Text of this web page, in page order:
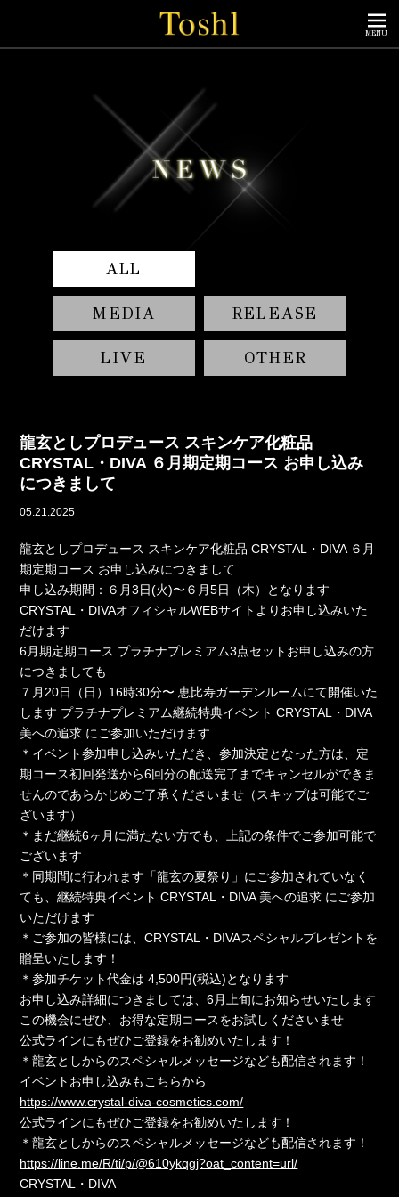
MENU
ALL
MEDIA RELEASE
LIVE OTHER
龍玄としプロデュース スキンケア化粧品
CRYSTAL・DIVA ６月期定期コース お申し込み
につきまして
05.21.2025
龍玄としプロデュース スキンケア化粧品 CRYSTAL・DIVA ６月
期定期コース お申し込みにつきまして
申し込み期間：６月3日(火)〜６月5日（木）となります
CRYSTAL・DIVAオフィシャルWEBサイトよりお申し込みいた
だけます
6月期定期コース プラチナプレミアム3点セットお申し込みの方
につきましても
７月20日（日）16時30分〜 恵比寿ガーデンルームにて開催いた
します プラチナプレミアム継続特典イベント CRYSTAL・DIVA
美への追求 にご参加いただけます
＊イベント参加申し込みいただき、参加決定となった方は、定
期コース初回発送から6回分の配送完了までキャンセルができま
せんのであらかじめご了承くださいませ（スキップは可能でご
ざいます）
＊まだ継続6ヶ月に満たない方でも、上記の条件でご参加可能で
ございます
＊同期間に行われます「龍玄の夏祭り」にご参加されていなく
ても、継続特典イベント CRYSTAL・DIVA 美への追求 にご参加
いただけます
＊ご参加の皆様には、CRYSTAL・DIVAスペシャルプレゼントを
贈呈いたします！
＊参加チケット代金は 4,500円(税込)となります
お申し込み詳細につきましては、6月上旬にお知らせいたします
この機会にぜひ、お得な定期コースをお試しくださいませ
公式ラインにもぜひご登録をお勧めいたします！
＊龍玄としからのスペシャルメッセージなども配信されます！
イベントお申し込みもこちらから
https://www.crystal-diva-cosmetics.com/
公式ラインにもぜひご登録をお勧めいたします！
＊龍玄としからのスペシャルメッセージなども配信されます！
https://line.me/R/ti/p/@610ykqgj?oat_content=url/
CRYSTAL・DIVA